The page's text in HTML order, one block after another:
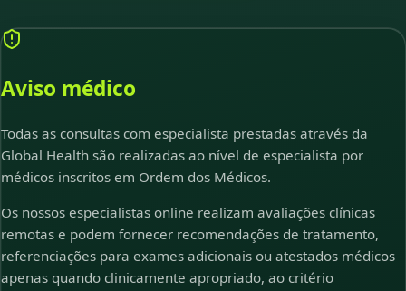
Aviso médico
Todas as consultas com especialista prestadas através da
Global Health são realizadas ao nível de especialista por
médicos inscritos em Ordem dos Médicos.
Os nossos especialistas online realizam avaliações clínicas
remotas e podem fornecer recomendações de tratamento,
referenciações para exames adicionais ou atestados médicos
apenas quando clinicamente apropriado, ao critério